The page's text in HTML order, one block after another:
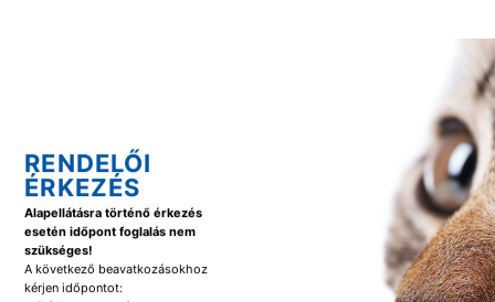
RENDELŐI
ÉRKEZÉS
Alapellátásra történő érkezés
esetén időpont foglalás nem
szükséges!
A következő beavatkozásokhoz
kérjen időpontot: